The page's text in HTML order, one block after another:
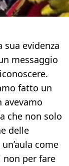
sua evidenza
messaggio
fatto un
avevamo
che non solo
delle
come
non per fare